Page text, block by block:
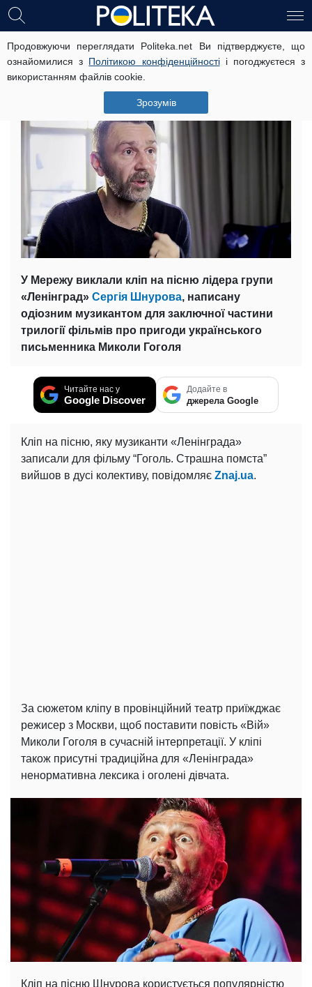
Продовжуючи переглядати Politeka.net Ви підтверджуєте, що
ознайомилися з Політикою конфіденційностіі погоджуєтеся з
використанням файлів cookie.
Зрозумів
Новий кліп Шнурова про українця
б’є рекорди переглядів
У Мережу виклали кліп на пісню лідера групи
«Ленінград» Сергія Шнурова, написану
одіозним музикантом для заключної частини
трилогії фільмів про пригоди українського
письменника Миколи Гоголя
Читайте нас у
Google Discover
Додайте в
джерела Google
Кліп на пісню, яку музиканти «Ленінграда»
записали для фільму “Гоголь. Страшна помста”
вийшов в дусі колективу, повідомляє Znaj.ua.
За сюжетом кліпу в провінційний театр приїжджає
режисер з Москви, щоб поставити повість «Вій»
Миколи Гоголя в сучасній інтерпретації. У кліпі
також присутні традиційна для «Ленінграда»
ненормативна лексика і оголені дівчата.
Кліп на пісню Шнурова користується популярністю